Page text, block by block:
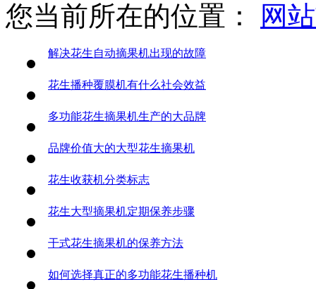
您当前所在的位置： 网
解决花生自动摘果机出现的故障
花生播种覆膜机有什么社会效益
多功能花生摘果机生产的大品牌
品牌价值大的大型花生摘果机
花生收获机分类标志
花生大型摘果机定期保养步骤
干式花生摘果机的保养方法
如何选择真正的多功能花生播种机